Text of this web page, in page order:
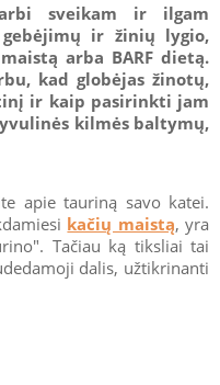
sveikam ir ilgam
ir žinių lygio,
arba BARF dietą.
kad globėjas žinotų,
ir kaip pasirinkti jam
kilmės baltymų,
apie tauriną savo katei.
kačių maistą, yra
Tačiau ką tiksliai tai
dalis, užtikrinanti